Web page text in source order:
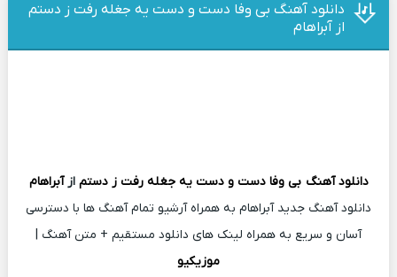
دانلود آهنگ بی وفا دست و دست یه جغله رفت ز دستم
از آبراهام
دانلود آهنگ بی وفا دست و دست یه جغله رفت ز دستم ازآبراهام
دانلود آهنگ جدید آبراهام به همراه آرشیو تمام آهنگ ها با دسترسی
آسان و سریع به همراه لینک های دانلود مستقیم + متن آهنگ |
موزیکیو